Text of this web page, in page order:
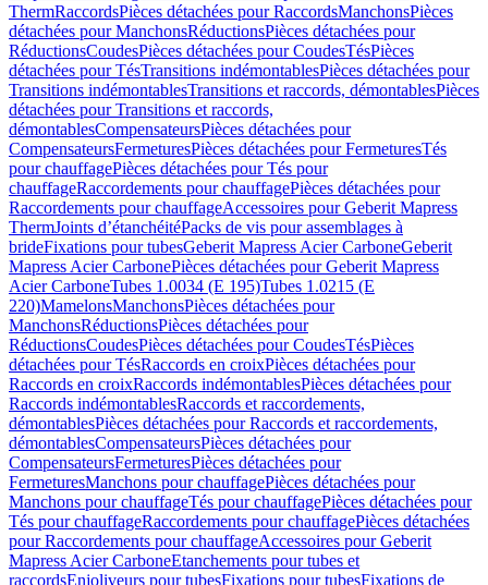
ThermRaccordsPièces détachées pour RaccordsManchonsPièces
détachées pour ManchonsRéductionsPièces détachées pour
RéductionsCoudesPièces détachées pour CoudesTésPièces
détachées pour TésTransitions indémontablesPièces détachées pour
Transitions indémontablesTransitions et raccords, démontablesPièces
détachées pour Transitions et raccords,
démontablesCompensateursPièces détachées pour
CompensateursFermeturesPièces détachées pour FermeturesTés
pour chauffagePièces détachées pour Tés pour
chauffageRaccordements pour chauffagePièces détachées pour
Raccordements pour chauffageAccessoires pour Geberit Mapress
ThermJoints d’étanchéitéPacks de vis pour assemblages à
brideFixations pour tubesGeberit Mapress Acier CarboneGeberit
Mapress Acier CarbonePièces détachées pour Geberit Mapress
Acier CarboneTubes 1.0034 (E 195)Tubes 1.0215 (E
220)MamelonsManchonsPièces détachées pour
ManchonsRéductionsPièces détachées pour
RéductionsCoudesPièces détachées pour CoudesTésPièces
détachées pour TésRaccords en croixPièces détachées pour
Raccords en croixRaccords indémontablesPièces détachées pour
Raccords indémontablesRaccords et raccordements,
démontablesPièces détachées pour Raccords et raccordements,
démontablesCompensateursPièces détachées pour
CompensateursFermeturesPièces détachées pour
FermeturesManchons pour chauffagePièces détachées pour
Manchons pour chauffageTés pour chauffagePièces détachées pour
Tés pour chauffageRaccordements pour chauffagePièces détachées
pour Raccordements pour chauffageAccessoires pour Geberit
Mapress Acier CarboneEtanchements pour tubes et
raccordsEnjoliveurs pour tubesFixations pour tubesFixations de